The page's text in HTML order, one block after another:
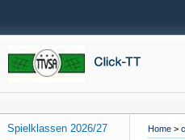
Home >
Spielklassen 2026/27